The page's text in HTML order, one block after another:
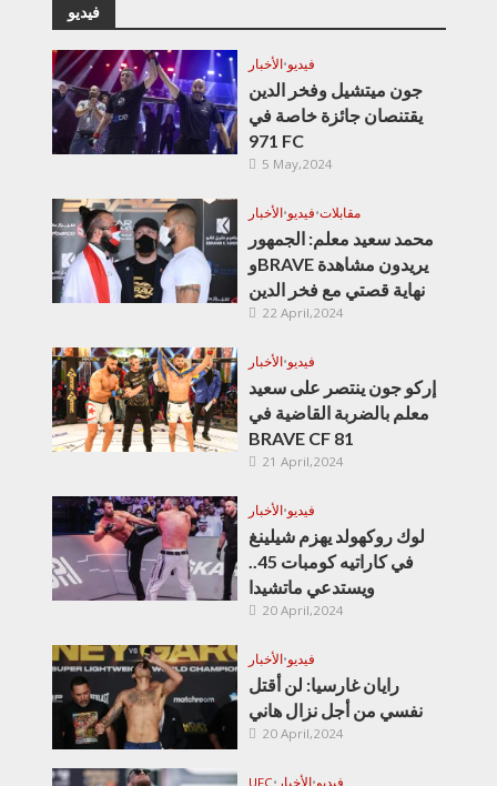
فيديو
الأخبار•فيديو
جون ميتشيل وفخر الدين
يقتنصان جائزة خاصة في
971 FC
5 May,2024
الأخبار•فيديو•مقابلات
محمد سعيد معلم: الجمهور
وBRAVE يريدون مشاهدة
نهاية قصتي مع فخر الدين
22 April,2024
الأخبار•فيديو
إركو جون ينتصر على سعيد
معلم بالضربة القاضية في
BRAVE CF 81
21 April,2024
الأخبار•فيديو
لوك روكهولد يهزم شيلينغ
في كاراتيه كومبات 45..
ويستدعي ماتشيدا
20 April,2024
الأخبار•فيديو
رايان غارسيا: لن أقتل
نفسي من أجل نزال هاني
20 April,2024
UFC• الأخبار•فيديو